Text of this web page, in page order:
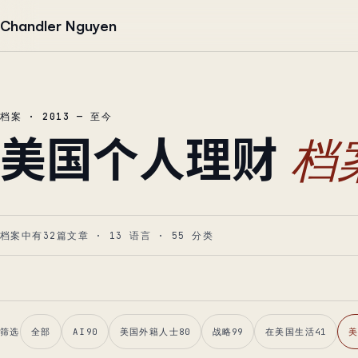
Chandler Nguyen
档案 · 2013 — 至今
美国个人理财 档
档案中有32篇文章 · 13 语言 · 55 分类
筛选 全部 AI 90 美国外籍人士80 战略99 在美国生活41